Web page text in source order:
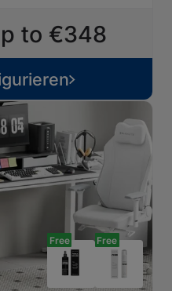
to €348
Free Free